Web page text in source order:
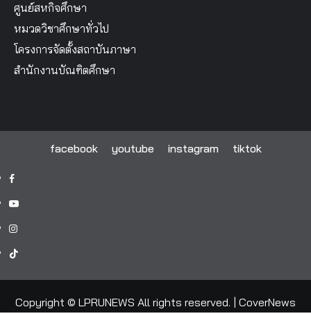
ศูนย์สหกิจศึกษา
หมวดวิชาศึกษาทั่วไป
โครงการจัดตั้งสถาบันภาษา
สำนักงานบัณฑิตศึกษา
facebook youtube instagram tiktok
facebook
youtube
instagram
tiktok
Copyright © LPRUNEWS All rights reserved.
CoverNews